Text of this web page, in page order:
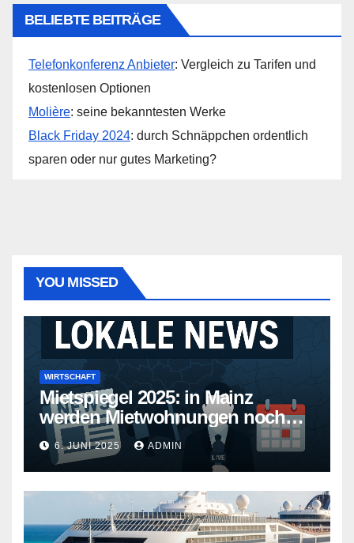
BELIEBTE BEITRÄGE
Telefonkonferenz Anbieter: Vergleich zu Tarifen und
kostenlosen Optionen
Molière: seine bekanntesten Werke
Black Friday 2024: durch Schnäppchen ordentlich
sparen oder nur gutes Marketing?
YOU MISSED
WIRTSCHAFT
Mietspiegel 2025: in Mainz
werden Mietwohnungen noch
teurer
6. JUNI 2025 ADMIN